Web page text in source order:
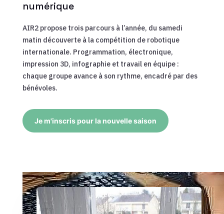
numérique
AIR2 propose trois parcours à l’année, du samedi
matin découverte à la compétition de robotique
internationale. Programmation, électronique,
impression 3D, infographie et travail en équipe :
chaque groupe avance à son rythme, encadré par des
bénévoles.
Je m'inscris pour la nouvelle saison